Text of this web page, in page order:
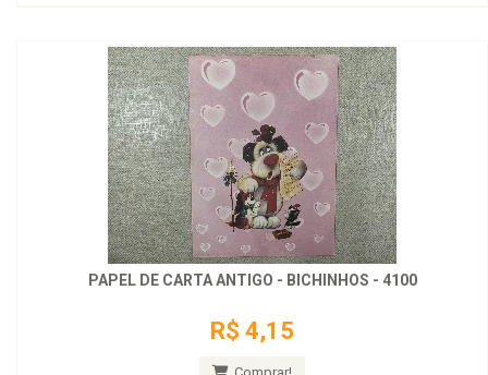
PAPEL DE CARTA ANTIGO - BICHINHOS - 4100
R$ 4,15